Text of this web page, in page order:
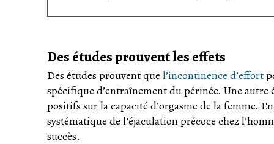
Des études prouvent les effets
Des études prouvent que l’incontinence d’effort
spécifique d’entraînement du périnée. Une
positifs sur la capacité d’orgasme de la femme.
systématique de l’éjaculation précoce chez
succès.